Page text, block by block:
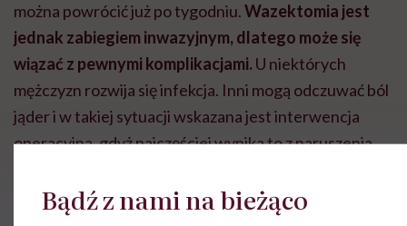
można powrócić już po tygodniu.Wazektomia jest
jednak zabiegiem inwazyjnym, dlatego może się
wiązać z pewnymi komplikacjami. U niektórych
mężczyzn rozwija się infekcja. Inni mogą odczuwać ból
jąder i w takiej sytuacji wskazana jest interwencja
operacyjna, gdyż najczęściej wynika to z naruszenia
Zdarza się również, że w mosznie powstaje krwiak
Bądź z nami na bieżąco